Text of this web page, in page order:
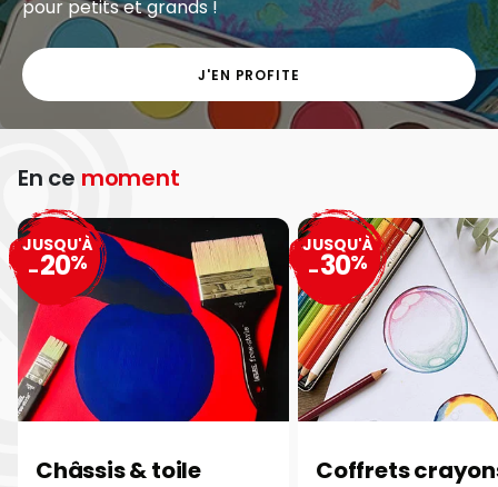
pour petits et grands !
J'EN PROFITE
En ce moment
Châssis & toile
JUSQU'À
-20%
Coffrets
JUSQU'À
-30%